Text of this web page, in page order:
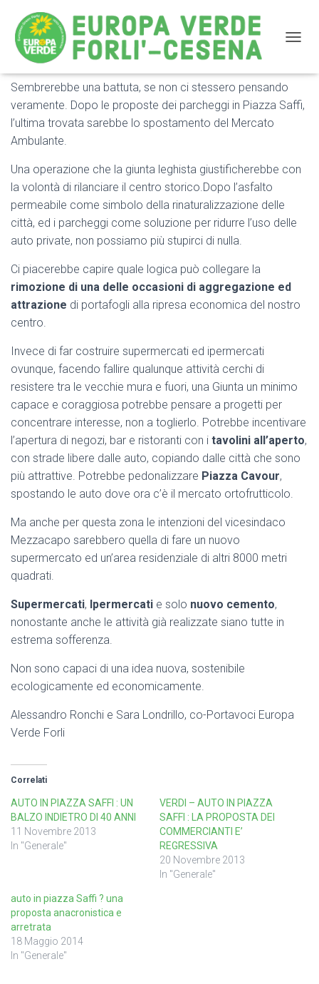
Via il mercato dal centro storico di Forlì: mancava solo
il colpo di grazia
Sembrerebbe una battuta, se non ci stessero pensando
veramente. Dopo le proposte dei parcheggi in Piazza Saffi,
l’ultima trovata sarebbe lo spostamento del Mercato
Ambulante.
Una operazione che la giunta leghista giustificherebbe con
la volontà di rilanciare il centro storico.Dopo l’asfalto
permeabile come simbolo della rinaturalizzazione delle
città, ed i parcheggi come soluzione per ridurre l’uso delle
auto private, non possiamo più stupirci di nulla.
Ci piacerebbe capire quale logica può collegare la
rimozione di una delle occasioni di aggregazione ed
attrazione di portafogli alla ripresa economica del nostro
centro.
Invece di far costruire supermercati ed ipermercati
ovunque, facendo fallire qualunque attività cerchi di
resistere tra le vecchie mura e fuori, una Giunta un minimo
capace e coraggiosa potrebbe pensare a progetti per
concentrare interesse, non a toglierlo. Potrebbe incentivare
l’apertura di negozi, bar e ristoranti con i tavolini all’aperto,
con strade libere dalle auto, copiando dalle città che sono
più attrattive. Potrebbe pedonalizzare Piazza Cavour,
spostando le auto dove ora c’è il mercato ortofrutticolo.
Ma anche per questa zona le intenzioni del vicesindaco
Mezzacapo sarebbero quella di fare un nuovo
supermercato ed un’area residenziale di altri 8000 metri
quadrati.
Supermercati, Ipermercati e solo nuovo cemento,
nonostante anche le attività già realizzate siano tutte in
estrema sofferenza.
Non sono capaci di una idea nuova, sostenibile
ecologicamente ed economicamente.
Alessandro Ronchi e Sara Londrillo, co-Portavoci Europa
Verde Forli
Correlati
AUTO IN PIAZZA SAFFI : UN
BALZO INDIETRO DI 40 ANNI
11 Novembre 2013
In "Generale"
VERDI – AUTO IN PIAZZA
SAFFI : LA PROPOSTA DEI
COMMERCIANTI E’
REGRESSIVA
20 Novembre 2013
In "Generale"
auto in piazza Saffi ? una
proposta anacronistica e
arretrata
18 Maggio 2014
In "Generale"